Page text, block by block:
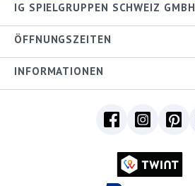
IG SPIELGRUPPEN SCHWEIZ GMBH
ÖFFNUNGSZEITEN
INFORMATIONEN